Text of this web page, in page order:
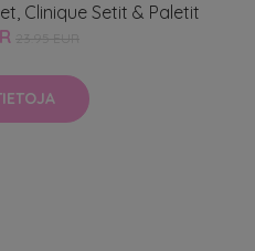
Clinique Setit & Paletit